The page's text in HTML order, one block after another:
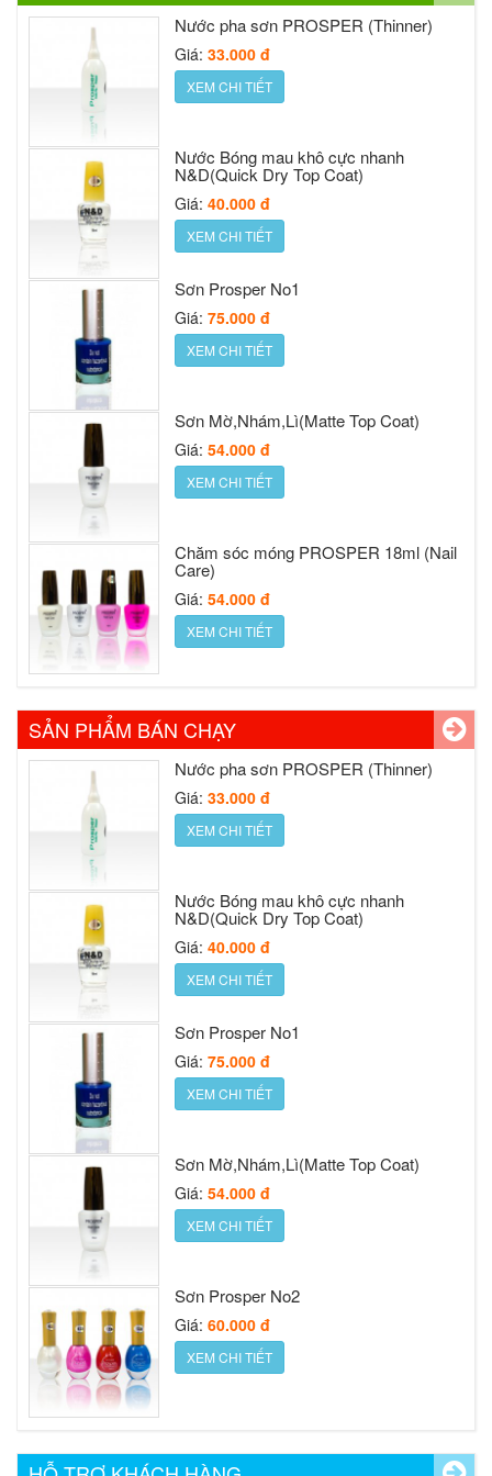
Nước Bóng mau khô cực nhanh
N&D(Quick Dry Top Coat)
Giá: 40.000 đ
XEM CHI TIẾT
Sơn Prosper No1
Giá: 75.000 đ
XEM CHI TIẾT
Sơn Mờ,Nhám,Lì(Matte Top Coat)
Giá: 54.000 đ
XEM CHI TIẾT
Chăm sóc móng PROSPER 18ml (Nail
Giá: 54.000 đ
XEM CHI TIẾT
Nước pha sơn PROSPER (Thinner)
Giá: 33.000 đ
XEM CHI TIẾT
Giá: 40.000 đ
XEM CHI TIẾT
Sơn Prosper No1
Giá: 75.000 đ
Sơn Mờ,Nhám,Lì(Matte Top Coat)
Giá: 54.000 đ
SẢN PHẨM BÁN CHẠY
Giá: 30.000 đ
XEM CHI TIẾT
Nước sơn móng Prosper Gold cap 16ml
XEM CHI TIẾT
Nước rửa PROSPER (Remover)
XEM CHI TIẾT
Sơn Móng Tay Prosper 6
XEM CHI TIẾT
Chăm sóc móng PROSPER 18ml (Nail
Giá: 54.000 đ
XEM CHI TIẾT
Nước pha sơn PROSPER (Thinner)
Nước Bóng mau khô cực nhanh
N&D(Quick Dry Top Coat)
Giá: 40.000 đ
XEM CHI TIẾT
Sơn Prosper No1
Giá: 75.000 đ
XEM CHI TIẾT
Sơn Mờ,Nhám,Lì(Matte Top Coat)
Giá: 54.000 đ
XEM CHI TIẾT
Sơn Prosper No2
Giá: 60.000 đ
XEM CHI TIẾT
Nước sơn móng Prosper Silver cap
Giá: 30.000 đ
XEM CHI TIẾT
Giá: 48.000 đ